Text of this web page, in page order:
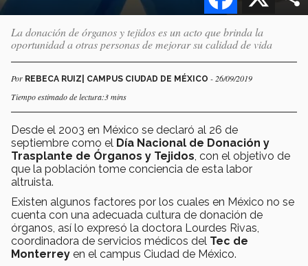
La donación de órganos y tejidos es un acto que brinda la
oportunidad a otras personas de mejorar su calidad de vida
Por REBECA RUIZ| CAMPUS CIUDAD DE MÉXICO - 26/09/2019
Tiempo estimado de lectura:3 mins
Desde el 2003 en México se declaró al 26 de
septiembre como el Día Nacional de Donación y
Trasplante de Órganos y Tejidos , con el objetivo de
que la población tome conciencia de esta labor
altruista.
Existen algunos factores por los cuales en México no se
cuenta con una adecuada cultura de donación de
órganos, así lo expresó la doctora Lourdes Rivas,
coordinadora de servicios médicos del Tec de
Monterrey en el campus Ciudad de México.